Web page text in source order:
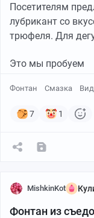
Посетителям
лубрикант со
трюфеля. Для
Это мы пробуем
Фонтан Смазка
7 1
MishkinKot
Фонтан из